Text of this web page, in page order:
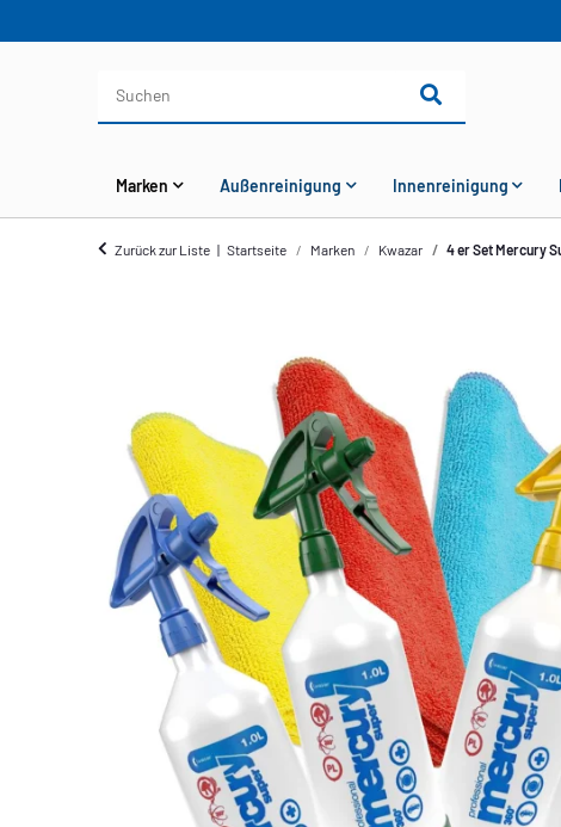
Marken Außenreinigung Innenreinigung
Zurück zur Liste Startseite Marken Kwazar 4 er Set Mercury